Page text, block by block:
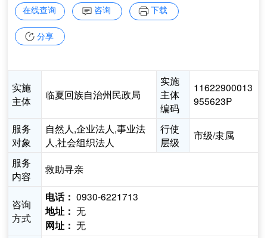
在线查询 咨询 下载
分享
实施
主体
临夏回族自治州民政局
实施
主体
编码
11622900013
955623P
服务
对象
自然人,企业法人,事业法
人,社会组织法人
行使
层级
市级/隶属
服务
内容
救助寻亲
咨询
方式
电话： 0930-6221713
地址： 无
网址： 无